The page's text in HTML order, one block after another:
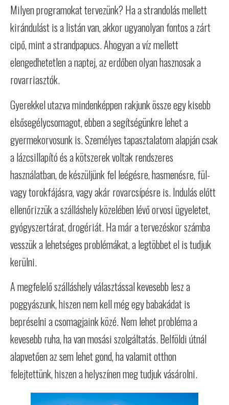
Milyen programokat tervezünk? Ha a strandolás mellett
kirándulást is a listán van, akkor ugyanolyan fontos a zárt
cipő, mint a strandpapucs. Ahogyan a víz mellett
elengedhetetlen a naptej, az erdőben olyan hasznosak a
rovarriasztók.
Gyerekkel utazva mindenképpen rakjunk össze egy kisebb
elsősegélycsomagot, ebben a segítségünkre lehet a
gyermekorvosunk is. Személyes tapasztalatom alapján csak
a lázcsillapító és a kötszerek voltak rendszeres
használatban, de készüljünk fel leégésre, hasmenésre, fül-
vagy torokfájásra, vagy akár rovarcsípésre is. Indulás előtt
ellenőrizzük a szálláshely közelében lévő orvosi ügyeletet,
gyógyszertárat, drogériát. Ha már a tervezéskor számba
vesszük a lehetséges problémákat, a legtöbbet el is tudjuk
kerülni.
A megfelelő szálláshely választással kevesebb lesz a
poggyászunk, hiszen nem kell még egy babakádat is
bepréselni a csomagjaink közé. Nem lehet probléma a
kevesebb ruha, ha van mosási szolgáltatás. Belföldi útnál
alapvetően az sem lehet gond, ha valamit otthon
felejtettünk, hiszen a helyszínen meg tudjuk vásárolni.